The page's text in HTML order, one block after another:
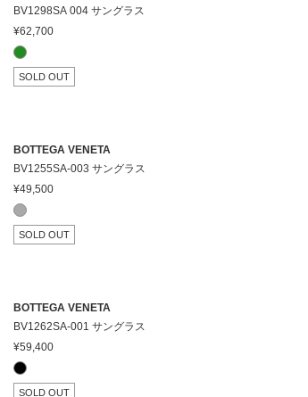
BV1298SA 004 サングラス
¥62,700
SOLD OUT
BOTTEGA VENETA
BV1255SA-003 サングラス
¥49,500
SOLD OUT
BOTTEGA VENETA
BV1262SA-001 サングラス
¥59,400
SOLD OUT